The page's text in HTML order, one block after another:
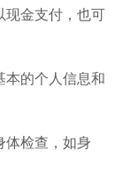
金支付，也可
的个人信息和
检查，如身